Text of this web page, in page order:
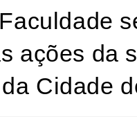
ações da
Cidade